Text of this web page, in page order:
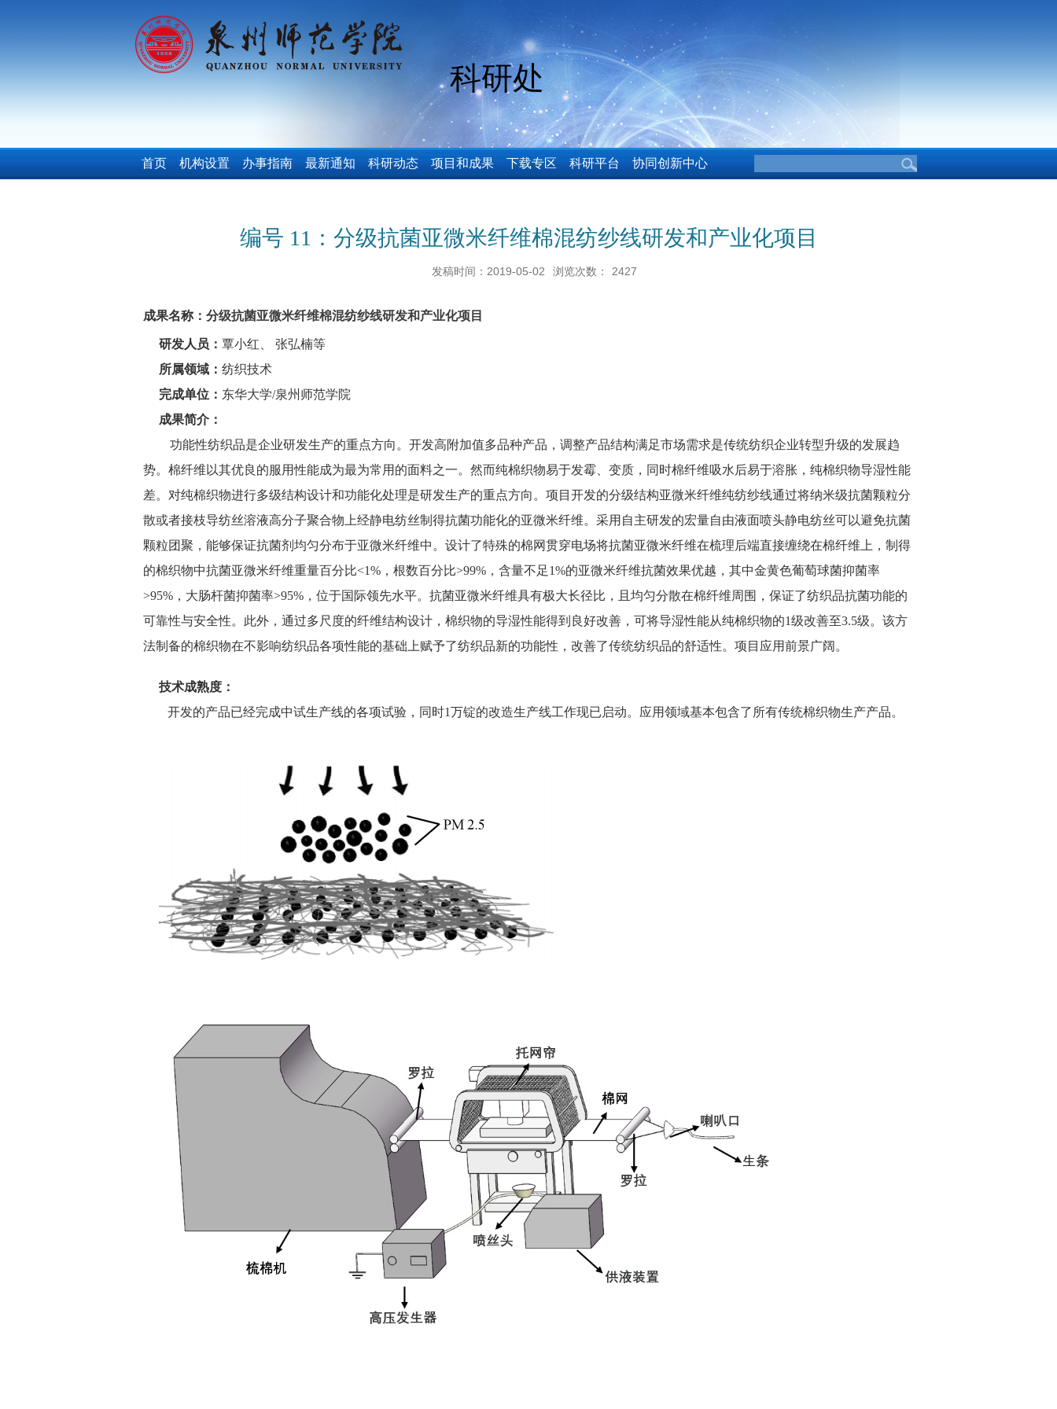
科研处
首页 机构设置 办事指南 最新通知 科研动态 项目和成果 下载专区 科研平台 协同创新中心
编号 11：分级抗菌亚微米纤维棉混纺纱线研发和产业化项目
发稿时间：2019-05-02 浏览次数： 2427
成果名称 ：分级抗菌亚微米纤维棉混纺纱线研发和产业化项目
研发人员： 覃小红、 张弘楠等
所属领域： 纺织技术
完成单位： 东华大学/泉州师范学院
成果简介：
功能性纺织品是企业研发生产的重点方向。开发高附加值多品种产品，调整产品结构满足市场需求是传统纺织企业转型升级的发展趋
势。棉纤维以其优良的服用性能成为最为常用的面料之一。然而纯棉织物易于发霉、变质，同时棉纤维吸水后易于溶胀，纯棉织物导湿性能
差。对纯棉织物进行多级结构设计和功能化处理是研发生产的重点方向。项目开发的分级结构亚微米纤维纯纺纱线通过将纳米级抗菌颗粒分
散或者接枝导纺丝溶液高分子聚合物上经静电纺丝制得抗菌功能化的亚微米纤维。采用自主研发的宏量自由液面喷头静电纺丝可以避免抗菌
颗粒团聚，能够保证抗菌剂均匀分布于亚微米纤维中。设计了特殊的棉网贯穿电场将抗菌亚微米纤维在梳理后端直接缠绕在棉纤维上，制得
的棉织物中抗菌亚微米纤维重量百分比<1% ，根数百分比>99% ，含量不足1%的亚微米纤维抗菌效果优越，其中金黄色葡萄球菌抑菌率
>95% ，大肠杆菌抑菌率>95% ，位于国际领先水平。抗菌亚微米纤维具有极大长径比，且均匀分散在棉纤维周围，保证了纺织品抗菌功能的
可靠性与安全性。此外，通过多尺度的纤维结构设计，棉织物的导湿性能得到良好改善，可将导湿性能从纯棉织物的1级改善至3.5级。该方
法制备的棉织物在不影响纺织品各项性能的基础上赋予了纺织品新的功能性，改善了传统纺织品的舒适性。项目应用前景广阔。
技术成熟度：
开发的产品已经完成中试生产线的各项试验，同时1万锭的改造生产线工作现已启动。应用领域基本包含了所有传统棉织物生产产品。